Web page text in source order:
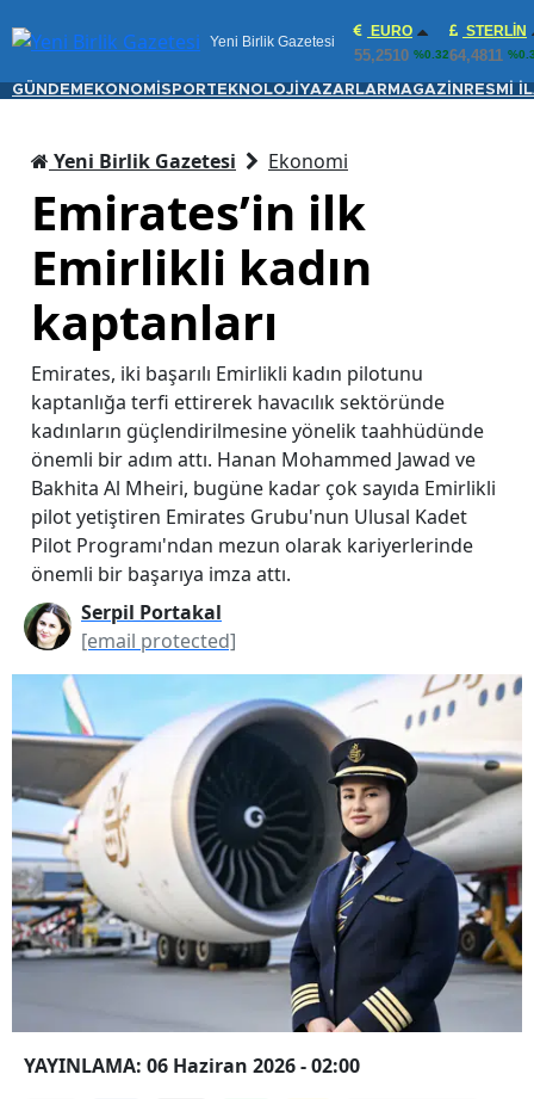
Yeni Birlik Gazetesi
EURO
55,2510 %0.32
STERLIN
64,4811
GÜNDEM EKONOMİ SPORTEKNOLOJİ YAZARLAR MAGAZİN RESMİ
Yeni Birlik Gazetesi Ekonomi
Emirates’in ilk
Emirlikli kadın
kaptanları
Emirates, iki başarılı Emirlikli kadın pilotunu
kaptanlığa terfi ettirerek havacılık sektöründe
kadınların güçlendirilmesine yönelik taahhüdünde
önemli bir adım attı. Hanan Mohammed Jawad ve
Bakhita Al Mheiri, bugüne kadar çok sayıda Emirlikli
pilot yetiştiren Emirates Grubu'nun Ulusal Kadet
Pilot Programı'ndan mezun olarak kariyerlerinde
önemli bir başarıya imza attı.
Serpil Portakal
[email protected]
YAYINLAMA: 06 Haziran 2026 - 02:00